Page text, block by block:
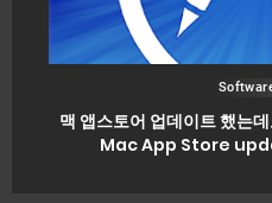
맥 앱스토어 업데이트 했는
Mac App Store